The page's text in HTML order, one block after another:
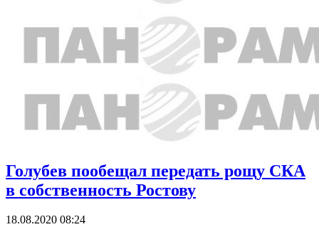
Голубев пообещал передать рощу СКА
в собственность Ростову
18.08.2020 08:24